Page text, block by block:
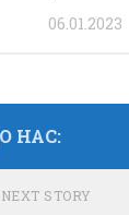
06.01.2023
НАС:
NEXT STORY